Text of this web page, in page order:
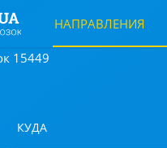
НАПРАВЛЕНИЯ
15449
КУДА